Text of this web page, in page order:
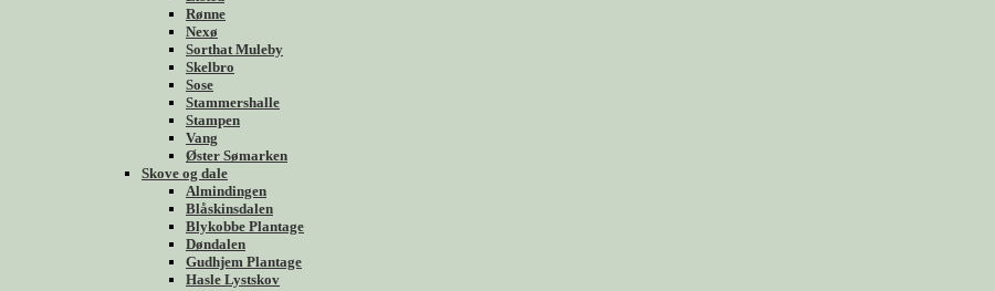
Rønne
Nexø
Sorthat Muleby
Skelbro
Sose
Stammershalle
Stampen
Vang
Øster Sømarken
Skove og dale
Almindingen
Blåskinsdalen
Blykobbe Plantage
Døndalen
Gudhjem Plantage
Hasle Lystskov